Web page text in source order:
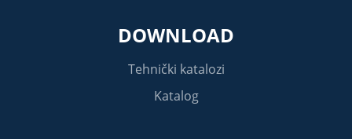
DOWNLOAD
Tehnički katalozi
Katalog